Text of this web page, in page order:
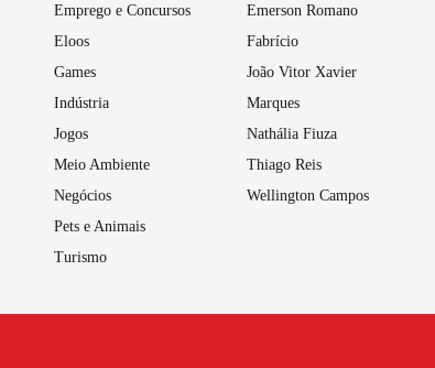
Emprego e Concursos
Eloos
Games
Indústria
Jogos
Meio Ambiente
Negócios
Pets e Animais
Turismo
Emerson Romano
Fabrício
João Vitor Xavier
Marques
Nathália Fiuza
Thiago Reis
Wellington Campos